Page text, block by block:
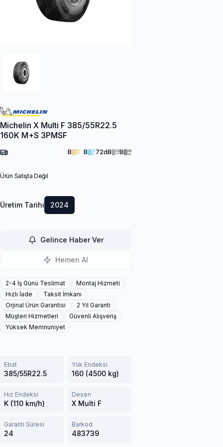
Michelin X Multi F 385/55R22.5
160K M+S 3PMSF
B B 72dB B
Ürün Satışta Değil
Üretim Tarihi 2024
Gelince Haber Ver
Hemen Al
2-4 İş Günü Teslimat
Montaj Hizmeti
Hızlı İade
Taksit İmkanı
Orjinal Ürün Garantisi
2 Yıl Garanti
Müşteri Hizmetleri
Güvenli Alışveriş
Yüksek Memnuniyet
Ebat
385/55R22.5
Yük Endeksi
160 (4500 kg)
Hız Endeksi
K (110 km/h)
Desen
X Multi F
Garanti Süresi
24
Barkod
483739